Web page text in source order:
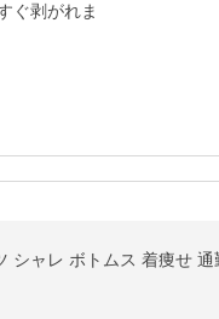
ぐ剥がれま
シャレ ボトムス 着痩せ